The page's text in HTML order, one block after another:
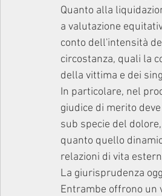
Quanto alla
a valutazione
conto dell'intensità
circostanza, quali la
della vittima e dei
In particolare, nel
giudice di merito
sub specie del
quanto quello
relazioni di vita
La giurisprudenza
Entrambe offrono un